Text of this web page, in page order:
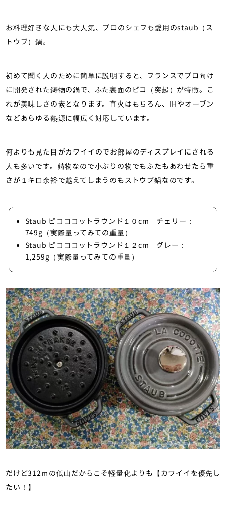
お料理好きな人にも大人気、プロのシェフも愛用のstaub（ス
トウブ）鍋。
初めて聞く人のために簡単に説明すると、フランスでプロ向け
に開発された鋳物の鍋で、ふた裏面のピコ（突起）が特徴。こ
れが美味しさの素となります。直火はもちろん、IHやオーブン
などあらゆる熱源に幅広く対応しています。
何よりも見た目がカワイイのでお部屋のディスプレイにされる
人も多いです。鋳物なので小ぶりの物でもふたもあわせたら重
さが１キロ余裕で越えてしまうのもストウブ鍋なのです。
Staub ピコココットラウンド１０cm チェリー：
749g（実際量ってみての重量）
Staub ピコココットラウンド１２cm グレー：
1,259g（実際量ってみての重量）
だけど312ｍの低山だからこそ軽量化よりも【カワイイを優先し
たい！】